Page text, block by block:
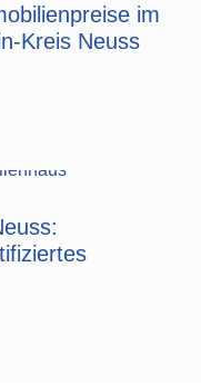
im
Kreis Neuss